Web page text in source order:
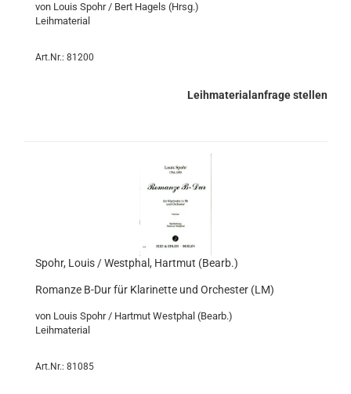
von Louis Spohr / Bert Hagels (Hrsg.)
Leihmaterial
Art.Nr.: 81200
Leihmaterialanfrage stellen
Spohr, Louis / Westphal, Hartmut (Bearb.)
Romanze B-Dur für Klarinette und Orchester (LM)
von Louis Spohr / Hartmut Westphal (Bearb.)
Leihmaterial
Art.Nr.: 81085